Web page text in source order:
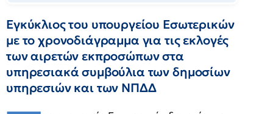
Εγκύκλιος του υπουργείου Εσωτερικών
με το χρονοδιάγραμμα για τις εκλογές
των αιρετών εκπροσώπων στα
υπηρεσιακά συμβούλια των δημοσίων
υπηρεσιών και των ΝΠΔΔ